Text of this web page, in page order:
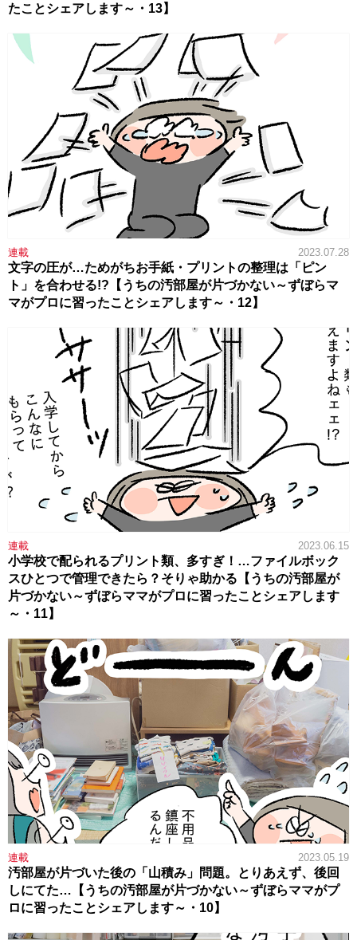
たことシェアします～・13】
連載 2023.07.28
文字の圧が…ためがちお手紙・プリントの整理は「ピン
ト」を合わせる!?【うちの汚部屋が片づかない～ずぼらマ
マがプロに習ったことシェアします～・12】
連載 2023.06.15
小学校で配られるプリント類、多すぎ！…ファイルボック
スひとつで管理できたら？そりゃ助かる【うちの汚部屋が
片づかない～ずぼらママがプロに習ったことシェアします
～・11】
連載 2023.05.19
汚部屋が片づいた後の「山積み」問題。とりあえず、後回
しにてた…【うちの汚部屋が片づかない～ずぼらママがプ
ロに習ったことシェアします～・10】